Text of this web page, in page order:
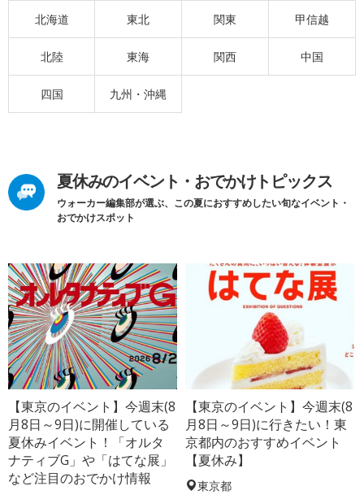
北海道 東北 関東 甲信越
北陸 東海 関西 中国
四国 九州・沖縄
夏休みのイベント・おでかけトピックス
ウォーカー編集部が選ぶ、この夏におすすめしたい旬なイベント・
おでかけスポット
【東京のイベント】今週末(8
月8日～9日)に開催している
夏休みイベント！「オルタ
ナティブG」や「はてな展」
など注目のおでかけ情報
【東京のイベント】今週末(8
月8日～9日)に行きたい！東
京都内のおすすめイベント
【夏休み】
東京都